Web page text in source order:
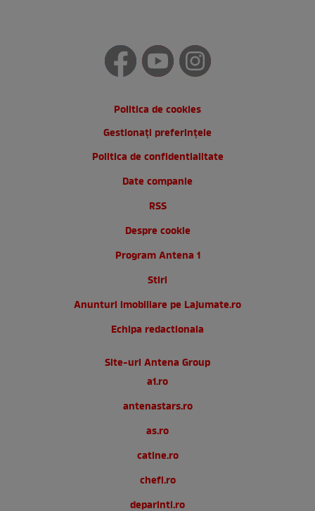
Politica de cookies
Gestionați preferințele
Politica de confidentialitate
Date companie
RSS
Despre cookie
Program Antena 1
Stiri
Anunturi imobiliare pe Lajumate.ro
Echipa redactionala
Site-uri Antena Group
a1.ro
antenastars.ro
as.ro
catine.ro
chefi.ro
deparinti.ro